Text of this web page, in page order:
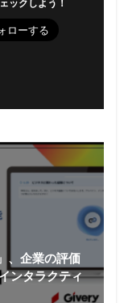
ックしよう！
、企業の評価
ンタラクティ